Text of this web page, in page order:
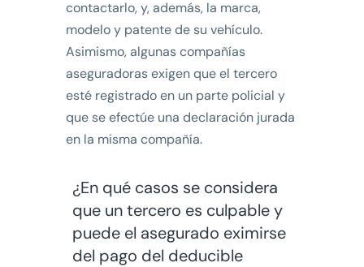
contactarlo, y, además, la marca,
modelo y patente de su vehículo.
Asimismo, algunas compañías
aseguradoras exigen que el tercero
esté registrado en un parte policial y
que se efectúe una declaración jurada
en la misma compañía.
¿En qué casos se considera
que un tercero es culpable y
puede el asegurado eximirse
del pago del deducible